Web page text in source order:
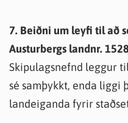
7. Beiðni um leyfi til að
Austurbergs landnr.
Skipulagsnefnd leggur
sé samþykkt, enda liggi
landeiganda fyrir